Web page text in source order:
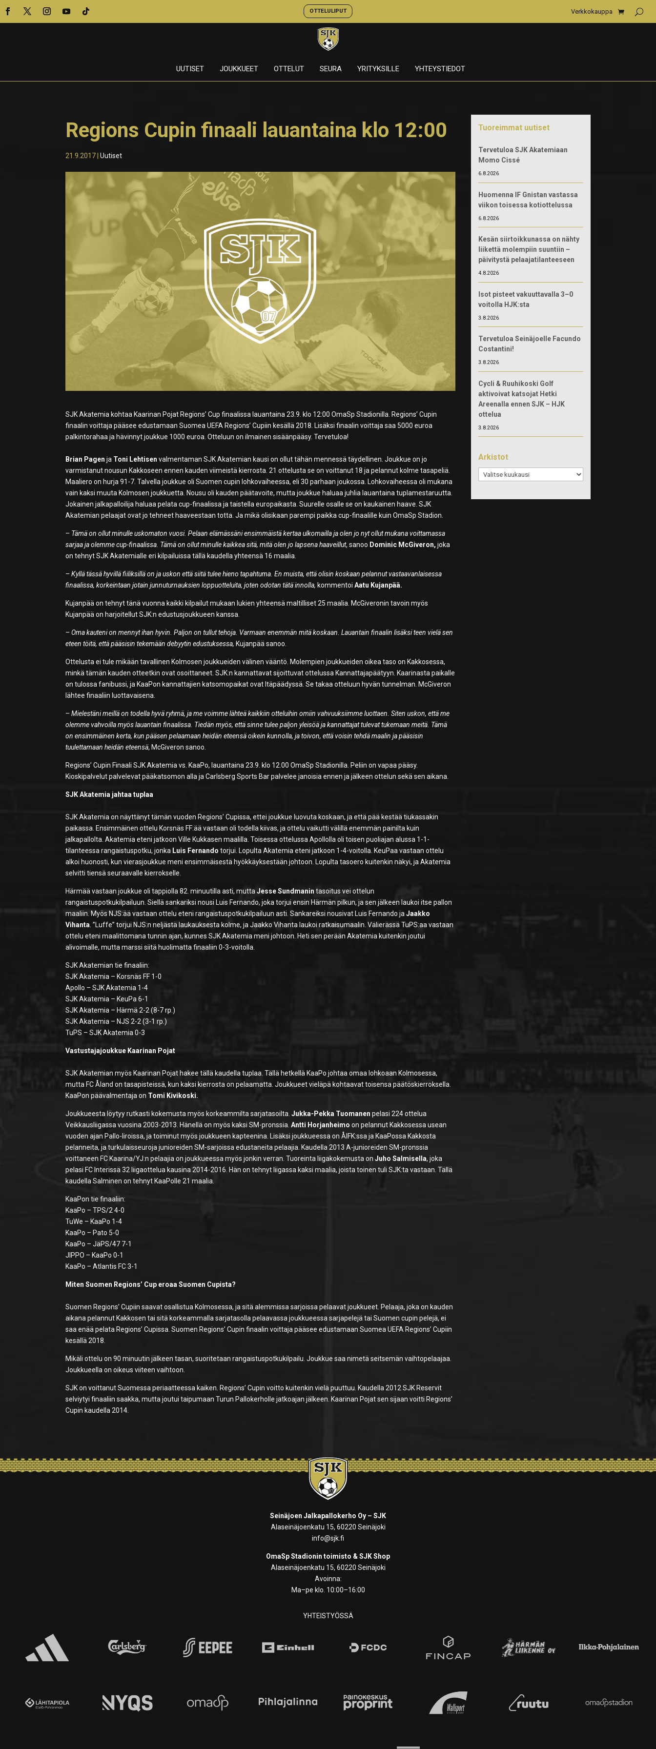
OTTELULIPUT Verkkokauppa
UUTISET JOUKKUEET OTTELUT SEURA YRITYKSILLE YHTEYSTIEDOT
Regions Cupin finaali lauantaina klo 12:00
21.9.2017 |Uutiset
SJK Akatemia kohtaa Kaarinan Pojat Regions’ Cup finaalissa lauantaina 23.9. klo 12:00 OmaSp Stadionilla. Regions’ Cupin
finaalin voittaja pääsee edustamaan Suomea UEFA Regions’ Cupiin kesällä 2018. Lisäksi finaalin voittaja saa 5000 euroa
palkintorahaa ja hävinnyt joukkue 1000 euroa. Otteluun on ilmainen sisäänpääsy. Tervetuloa!
Brian Pagen ja Toni Lehtisen valmentaman SJK Akatemian kausi on ollut tähän mennessä täydellinen. Joukkue on jo
varmistanut nousun Kakkoseen ennen kauden viimeistä kierrosta. 21 ottelusta se on voittanut 18 ja pelannut kolme tasapeliä.
Maaliero on hurja 91-7. Talvella joukkue oli Suomen cupin lohkovaiheessa, eli 30 parhaan joukossa. Lohkovaiheessa oli mukana
vain kaksi muuta Kolmosen joukkuetta. Nousu oli kauden päätavoite, mutta joukkue haluaa juhlia lauantaina tuplamestaruutta.
Jokainen jalkapalloilija haluaa pelata cup-finaalissa ja taistella europaikasta. Suurelle osalle se on kaukainen haave. SJK
Akatemian pelaajat ovat jo tehneet haaveestaan totta. Ja mikä olisikaan parempi paikka cup-finaalille kuin OmaSp Stadion.
– Tämä on ollut minulle uskomaton vuosi. Pelaan elämässäni ensimmäistä kertaa ulkomailla ja olen jo nyt ollut mukana voittamassa
sarjaa ja olemme cup-finaalissa. Tämä on ollut minulle kaikkea sitä, mitä olen jo lapsena haaveillut, sanoo Dominic McGiveron, joka
on tehnyt SJK Akatemialle eri kilpailuissa tällä kaudella yhteensä 16 maalia.
–Kyllä tässä hyvillä fiiliksillä on ja uskon että siitä tulee hieno tapahtuma. En muista, että olisin koskaan pelannut vastaavanlaisessa
finaalissa, korkeintaan jotain junnuturnauksien loppuotteluita, joten odotan tätä innolla, kommentoiAatu Kujanpää.
Kujanpää on tehnyt tänä vuonna kaikki kilpailut mukaan lukien yhteensä maltilliset 25 maalia. McGiveronin tavoin myös
Kujanpää on harjoitellut SJK:n edustusjoukkueen kanssa.
–Oma kauteni on mennyt ihan hyvin. Paljon on tullut tehoja. Varmaan enemmän mitä koskaan. Lauantain finaalin lisäksi teen vielä sen
eteen töitä, että pääsisin tekemään debyytin edustuksessa, Kujanpää sanoo.
Ottelusta ei tule mikään tavallinen Kolmosen joukkueiden välinen vääntö. Molempien joukkueiden oikea taso on Kakkosessa,
minkä tämän kauden otteetkin ovat osoittaneet. SJK:n kannattavat sijoittuvat ottelussa Kannattajapäätyyn. Kaarinasta paikalle
on tulossa fanibussi, ja KaaPon kannattajien katsomopaikat ovat Itäpäädyssä. Se takaa otteluun hyvän tunnelman. McGiveron
lähtee finaaliin luottavaisena.
–Mielestäni meillä on todella hyvä ryhmä, ja me voimme lähteä kaikkiin otteluihin omiin vahvuuksiimme luottaen. Siten uskon, että me
olemme vahvoilla myös lauantain finaalissa. Tiedän myös, että sinne tulee paljon yleisöä ja kannattajat tulevat tukemaan meitä. Tämä
on ensimmäinen kerta, kun pääsen pelaamaan heidän eteensä oikein kunnolla, ja toivon, että voisin tehdä maalin ja pääsisin
tuulettamaan heidän eteensä, McGiveron sanoo.
Regions’ Cupin Finaali SJK Akatemia vs. KaaPo, lauantaina 23.9. klo 12.00 OmaSp Stadionilla. Peliin on vapaa pääsy.
Kioskipalvelut palvelevat pääkatsomon alla ja Carlsberg Sports Bar palvelee janoisia ennen ja jälkeen ottelun sekä sen aikana.
SJK Akatemia jahtaa tuplaa
SJK Akatemia on näyttänyt tämän vuoden Regions’ Cupissa, ettei joukkue luovuta koskaan, ja että pää kestää tiukassakin
paikassa. Ensimmäinen ottelu Korsnäs FF:ää vastaan oli todella kiivas, ja ottelu vaikutti välillä enemmän painilta kuin
jalkapallolta. Akatemia eteni jatkoon Ville Kukkasen maalilla. Toisessa ottelussa Apollolla oli toisen puoliajan alussa 1-1-
tilanteessa rangaistuspotku, jonka Luis Fernando torjui. Lopulta Akatemia eteni jatkoon 1-4-voitolla. KeuPaa vastaan ottelu
alkoi huonosti, kun vierasjoukkue meni ensimmäisestä hyökkäyksestään johtoon. Lopulta tasoero kuitenkin näkyi, ja Akatemia
selvitti tiensä seuraavalle kierrokselle.
Härmää vastaan joukkue oli tappiolla 82. minuutilla asti, muttaJesse Sundmanin tasoitus vei ottelun
rangaistuspotkukilpailuun. Siellä sankariksi nousi Luis Fernando, joka torjui ensin Härmän pilkun, ja sen jälkeen laukoi itse pallon
maaliin. Myös NJS:ää vastaan ottelu eteni rangaistuspotkukilpailuun asti. Sankareiksi nousivat Luis Fernando jaJaakko
Vihanta. ”Luffe” torjui NJS:n neljästä laukauksesta kolme, ja Jaakko Vihanta laukoi ratkaisumaalin. Välierässä TuPS:aa vastaan
ottelu eteni maalittomana tunnin ajan, kunnes SJK Akatemia meni johtoon. Heti sen perään Akatemia kuitenkin joutui
alivoimalle, mutta marssi siitä huolimatta finaaliin 0-3-voitolla.
SJK Akatemian tie finaaliin:
SJK Akatemia – Korsnäs FF 1-0
Apollo – SJK Akatemia 1-4
SJK Akatemia – KeuPa 6-1
SJK Akatemia – Härmä 2-2 (8-7 rp.)
SJK Akatemia – NJS 2-2 (3-1 rp.)
TuPS – SJK Akatemia 0-3
Vastustajajoukkue Kaarinan Pojat
SJK Akatemian myös Kaarinan Pojat hakee tällä kaudella tuplaa. Tällä hetkellä KaaPo johtaa omaa lohkoaan Kolmosessa,
mutta FC Åland on tasapisteissä, kun kaksi kierrosta on pelaamatta. Joukkueet vieläpä kohtaavat toisensa päätöskierroksella.
KaaPon päävalmentaja on Tomi Kivikoski.
Joukkueesta löytyy rutkasti kokemusta myös korkeammilta sarjatasoilta.Jukka-Pekka Tuomanen pelasi 224 ottelua
Veikkausliigassa vuosina 2003-2013. Hänellä on myös kaksi SM-pronssia.Antti Horjanheimo on pelannut Kakkosessa usean
vuoden ajan Pallo-Iiroissa, ja toiminut myös joukkueen kapteenina. Lisäksi joukkueessa on ÅIFK:ssa ja KaaPossa Kakkosta
pelanneita, ja turkulaisseuroja junioreiden SM-sarjoissa edustaneita pelaajia. Kaudella 2013 A-junioreiden SM-pronssia
voittaneen FC Kaarina/YJ:n pelaajia on joukkueessa myös jonkin verran. Tuoreinta liigakokemusta onJuho Salmisella, joka
pelasi FC Interissä 32 liigaottelua kausina 2014-2016. Hän on tehnyt liigassa kaksi maalia, joista toinen tuli SJK:ta vastaan. Tällä
kaudella Salminen on tehnyt KaaPolle 21 maalia.
KaaPon tie finaaliin:
KaaPo – TPS/2 4-0
TuWe – KaaPo 1-4
KaaPo – Pato 5-0
KaaPo – JäPS/47 7-1
JIPPO – KaaPo 0-1
KaaPo – Atlantis FC 3-1
Miten Suomen Regions’ Cup eroaa Suomen Cupista?
Suomen Regions’ Cupiin saavat osallistua Kolmosessa, ja sitä alemmissa sarjoissa pelaavat joukkueet. Pelaaja, joka on kauden
aikana pelannut Kakkosen tai sitä korkeammalla sarjatasolla pelaavassa joukkueessa sarjapelejä tai Suomen cupin pelejä, ei
saa enää pelata Regions’ Cupissa. Suomen Regions’ Cupin finaalin voittaja pääsee edustamaan Suomea UEFA Regions’ Cupiin
kesällä 2018.
Mikäli ottelu on 90 minuutin jälkeen tasan, suoritetaan rangaistuspotkukilpailu. Joukkue saa nimetä seitsemän vaihtopelaajaa.
Joukkueella on oikeus viiteen vaihtoon.
SJK on voittanut Suomessa periaatteessa kaiken. Regions’ Cupin voitto kuitenkin vielä puuttuu. Kaudella 2012 SJK Reservit
selviytyi finaaliin saakka, mutta joutui taipumaan Turun Pallokerholle jatkoajan jälkeen. Kaarinan Pojat sen sijaan voitti Regions’
Cupin kaudella 2014.
Tuoreimmat uutiset
Tervetuloa SJK Akatemiaan
Momo Cissé
6.8.2026
Huomenna IF Gnistan vastassa
viikon toisessa kotiottelussa
6.8.2026
Kesän siirtoikkunassa on nähty
liikettä molempiin suuntiin –
päivitystä pelaajatilanteeseen
4.8.2026
Isot pisteet vakuuttavalla 3–0
voitolla HJK:sta
3.8.2026
Tervetuloa Seinäjoelle Facundo
Costantini!
3.8.2026
Cycli & Ruuhikoski Golf
aktivoivat katsojat Hetki
Areenalla ennen SJK – HJK
ottelua
3.8.2026
Arkistot
Arkistot
Seinäjoen Jalkapallokerho Oy – SJK
Alaseinäjoenkatu 15, 60220 Seinäjoki
info@sjk.fi
OmaSp Stadionin toimisto & SJK Shop
Alaseinäjoenkatu 15, 60220 Seinäjoki
Avoinna:
Ma–pe klo. 10:00–16:00
YHTEISTYÖSSÄ